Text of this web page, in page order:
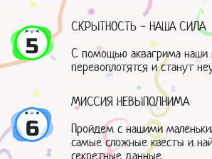
5
СКРЫТНОСТЬ - НАША СИЛА
С помощью аквагрима наши
перевоплотятся и станут
6
МИССИЯ НЕВЫПОЛНИМА
Пройдем с нашими
самые сложные квесты и
секретные данные